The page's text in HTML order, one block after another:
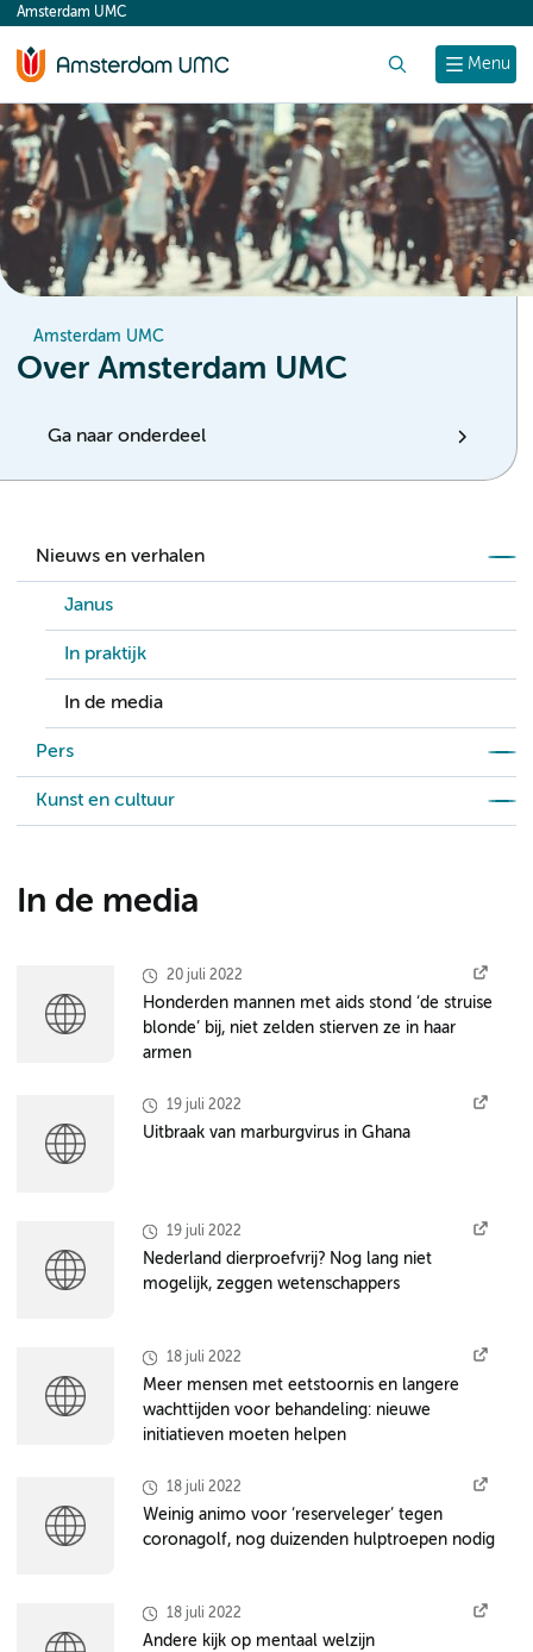
content
Menu
Amsterdam UMC
Amsterdam UMC
Over Amsterdam UMC
Ga naar onderdeel
Nieuws en verhalen
Janus
In praktijk
In de media
Pers
Kunst en cultuur
In de media
20 juli 2022
Honderden mannen met aids stond ‘de struise
blonde’ bij, niet zelden stierven ze in haar
armen
19 juli 2022
Uitbraak van marburgvirus in Ghana
19 juli 2022
Nederland dierproefvrij? Nog lang niet
mogelijk, zeggen wetenschappers
18 juli 2022
Meer mensen met eetstoornis en langere
wachttijden voor behandeling: nieuwe
initiatieven moeten helpen
18 juli 2022
Weinig animo voor ‘reserveleger’ tegen
coronagolf, nog duizenden hulptroepen nodig
18 juli 2022
Andere kijk op mentaal welzijn